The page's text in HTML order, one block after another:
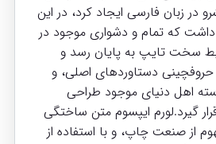
در زبان فارسی ایجاد کرد، در این
که تمام و دشواری موجود در
سخت تایپ به پایان رسد و
حروفچینی دستاوردهای اصلی، و
اهل دنیای موجود طراحی
گیرد.لورم ایپسوم متن ساختگی
از صنعت چاپ، و با استفاده از